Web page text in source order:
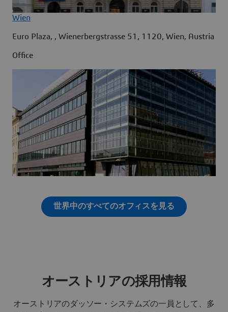
Wien
Euro Plaza, , Wienerbergstrasse 51, 1120, Wien, Austria
Office
世界中のすべてのオフィスを見る
オーストリアの採用情報
オーストリアのダッソー・システムズの一員として、多